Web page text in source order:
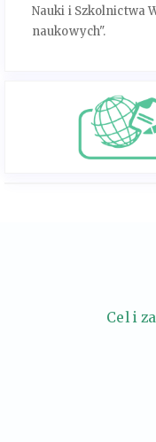
Nauki i Szkolnictwa
naukowych".
Cel i